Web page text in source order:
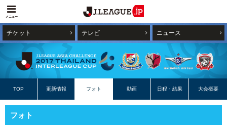
メニュー
チケット テレビ ニュース
TOP 更新情報 フォト 動画 日程・結果 大会概要
フォト